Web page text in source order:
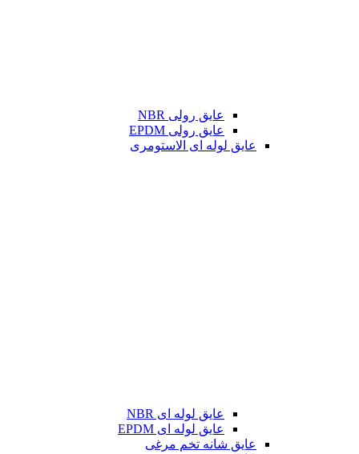
عایق رولی NBR
عایق رولی EPDM
عایق لوله ای الاستومری
عایق لوله ای NBR
عایق لوله ای EPDM
عایق شانه تخم مرغی